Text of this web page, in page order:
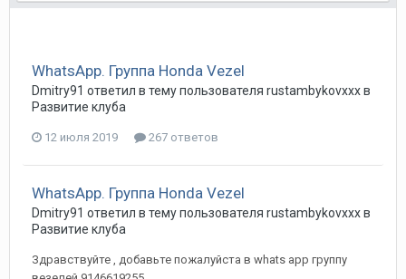
WhatsApp. Группа Honda Vezel
Dmitry91 ответил в тему пользователя rustambykovxxxв
Развитие клуба
12 июля 2019 267 ответов
WhatsApp. Группа Honda Vezel
Dmitry91 ответил в тему пользователя rustambykovxxxв
Развитие клуба
Здравствуйте , добавьте пожалуйста в whats app группу